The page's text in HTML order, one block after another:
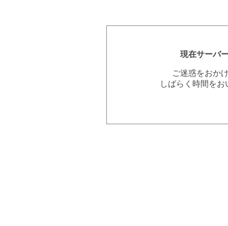
現在サーバ
ご迷惑をおか
しばらく時間を